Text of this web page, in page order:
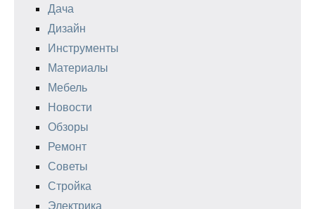
Дача
Дизайн
Инструменты
Материалы
Мебель
Новости
Обзоры
Ремонт
Советы
Стройка
Электрика